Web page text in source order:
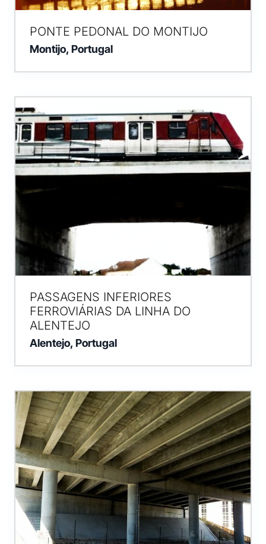
PONTE PEDONAL DO MONTIJO
Montijo, Portugal
PASSAGENS INFERIORES
FERROVIÁRIAS DA LINHA DO
ALENTEJO
Alentejo, Portugal